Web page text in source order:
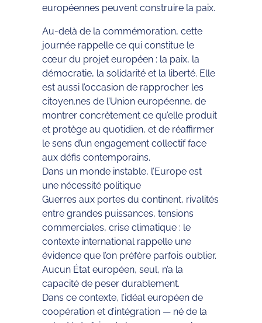
européennes peuvent construire la paix.
Au-delà de la commémoration, cette
journée rappelle ce qui constitue le
cœur du projet européen : la paix, la
démocratie, la solidarité et la liberté. Elle
est aussi l’occasion de rapprocher les
citoyen.nes de l’Union européenne, de
montrer concrètement ce qu’elle produit
et protège au quotidien, et de réaffirmer
le sens d’un engagement collectif face
aux défis contemporains.
Dans un monde instable, l’Europe est
une nécessité politique
Guerres aux portes du continent, rivalités
entre grandes puissances, tensions
commerciales, crise climatique : le
contexte international rappelle une
évidence que l’on préfère parfois oublier.
Aucun État européen, seul, n’a la
capacité de peser durablement.
Dans ce contexte, l’idéal européen de
coopération et d’intégration — né de la